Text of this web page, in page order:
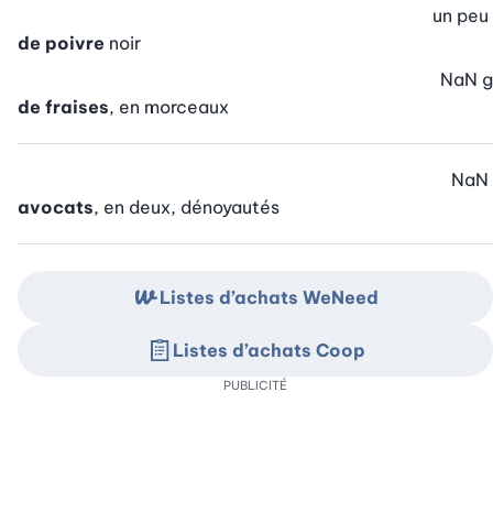
de poivre noir
un peu
de fraises, en morceaux
NaN g
avocats, en deux, dénoyautés
NaN
Listes d’achats WeNeed
Listes d’achats Coop
PUBLICITÉ